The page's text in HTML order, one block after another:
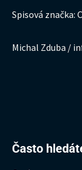
Spisová značka:
Michal Zduba /
Často
Hledat: